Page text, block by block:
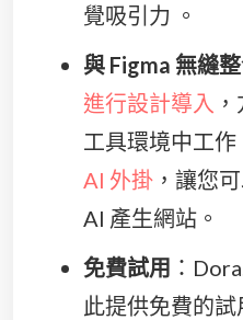
覺吸引力​ 。
與 Figma 無縫
進行設計導入
工具環境中工
AI 外掛 ，讓您
AI 產生網站。
免費試用 ：
此提供免費的